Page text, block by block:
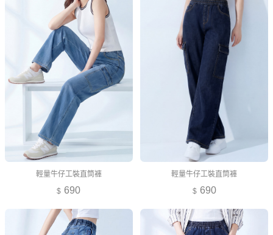
輕量牛仔工裝直筒褲
690
輕量牛仔工裝直筒褲
690